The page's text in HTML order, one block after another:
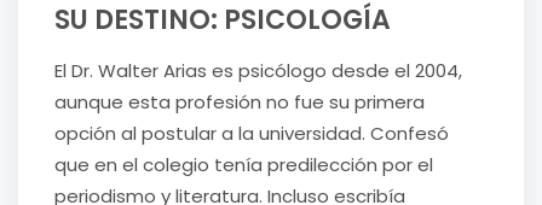
SU DESTINO: PSICOLOGÍA
El Dr. Walter Arias es psicólogo desde el 2004,
aunque esta profesión no fue su primera
opción al postular a la universidad. Confesó
que en el colegio tenía predilección por el
periodismo y literatura. Incluso escribía